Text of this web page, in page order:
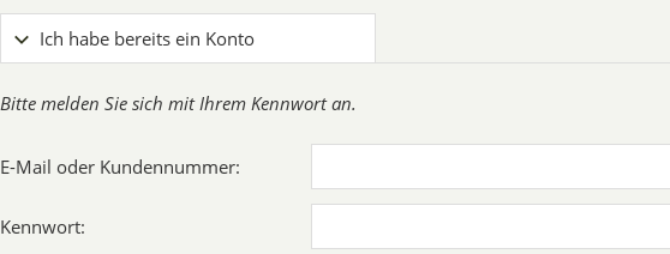
Ich habe bereits ein Konto
Bitte melden Sie sich mit Ihrem Kennwort an.
E-Mail oder Kundennummer:
Kennwort: